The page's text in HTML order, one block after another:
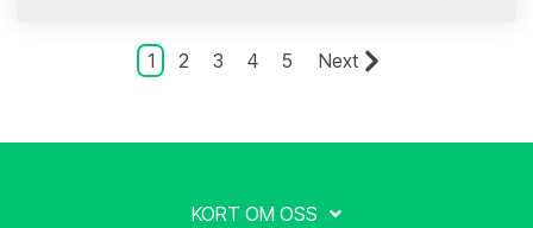
1 2 3 4 5 Next
KORT OM OSS